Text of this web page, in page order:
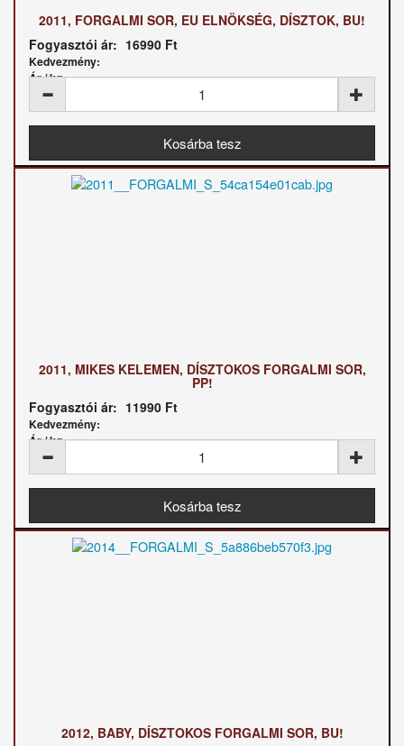
2011, FORGALMI SOR, EU ELNÖKSÉG, DÍSZTOK, BU!
Fogyasztói ár: 16990 Ft
Kedvezmény:
Ár / kg:
2011, MIKES KELEMEN, DÍSZTOKOS FORGALMI SOR,
PP!
Fogyasztói ár: 11990 Ft
Kedvezmény:
Ár / kg:
2012, BABY, DÍSZTOKOS FORGALMI SOR, BU!